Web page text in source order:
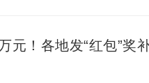
元！各地发“红包”奖